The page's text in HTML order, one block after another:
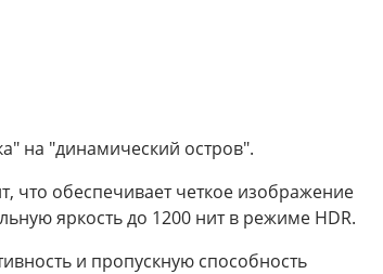
на "динамический остров".
что обеспечивает четкое изображение
яркость до 1200 нит в режиме HDR.
и пропускную способность